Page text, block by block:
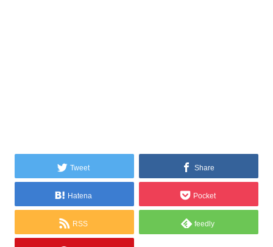
Tweet Share
Hatena Pocket
RSS feedly